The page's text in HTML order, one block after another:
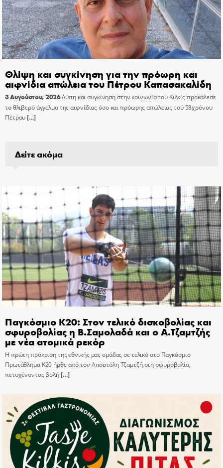
Θλίψη και συγκίνηση για την πρόωρη και
αιφνίδια απώλεια του Πέτρου Καπασακαλίδη
3 Αυγούστου, 2026Λύπη και συγκίνηση στην κοινωνία του Κιλκίς προκάλεσε
το θλιβερό άγγελμα της αιφνίδιας όσο και πρόωρης απώλειας τού 58χρόνου
Πέτρου[…]
Δείτε ακόμα
Παγκόσμιο Κ20: Στον τελικό δισκοβολίας και
σφυροβολίας η Β.Σαμολαδά και ο Α.Τζαμτζής
με νέα ατομικά ρεκόρ
Η πρώτη πρόκριση της εθνικής μας ομάδας σε τελικό στο Παγκόσμιο
Πρωτάθλημα Κ20 ήρθε από τον Αποστόλη Τζαμτζή στη σφυροβολία,
πετυχένοντας βολή[…]